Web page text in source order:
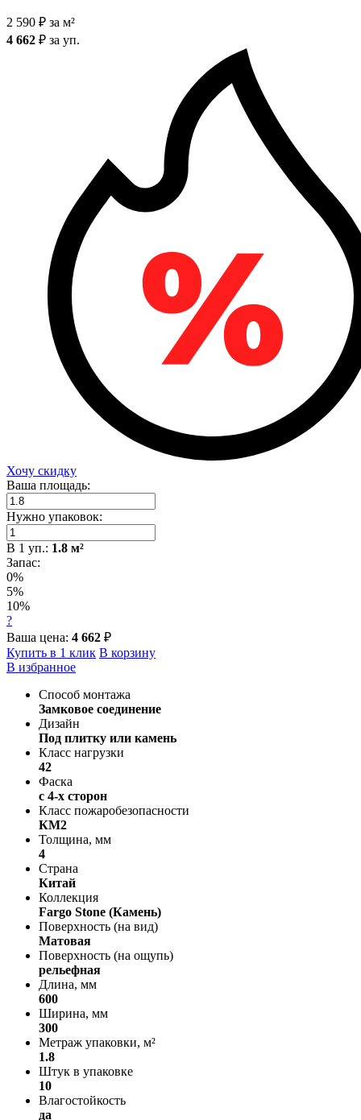
2 590 ₽ за м²
4 662 ₽ за уп.
Хочу скидку
Ваша площадь:
Нужно упаковок:
В 1 уп.: 1.8 м²
Запас:
0%
5%
10%
?
Ваша цена: 4 662 ₽
Купить в 1 клик В корзину
В избранное
Способ монтажа
Замковое соединение
Дизайн
Под плитку или камень
Класс нагрузки
42
Фаска
с 4-х сторон
Класс пожаробезопасности
КМ2
Толщина, мм
4
Страна
Китай
Коллекция
Fargo Stone (Камень)
Поверхность (на вид)
Матовая
Поверхность (на ощупь)
рельефная
Длина, мм
600
Ширина, мм
300
Метраж упаковки, м²
1.8
Штук в упаковке
10
Влагостойкость
да